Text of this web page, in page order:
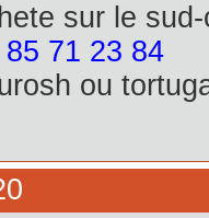
sur le
85 71 23 84
ou